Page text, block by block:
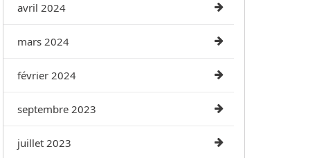
avril 2024
mars 2024
février 2024
septembre 2023
juillet 2023